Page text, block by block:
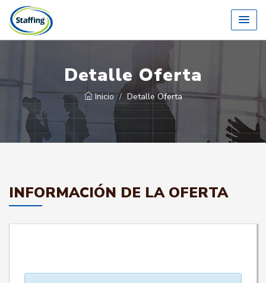
Detalle Oferta
Inicio Detalle Oferta
INFORMACIÓN DE LA OFERTA